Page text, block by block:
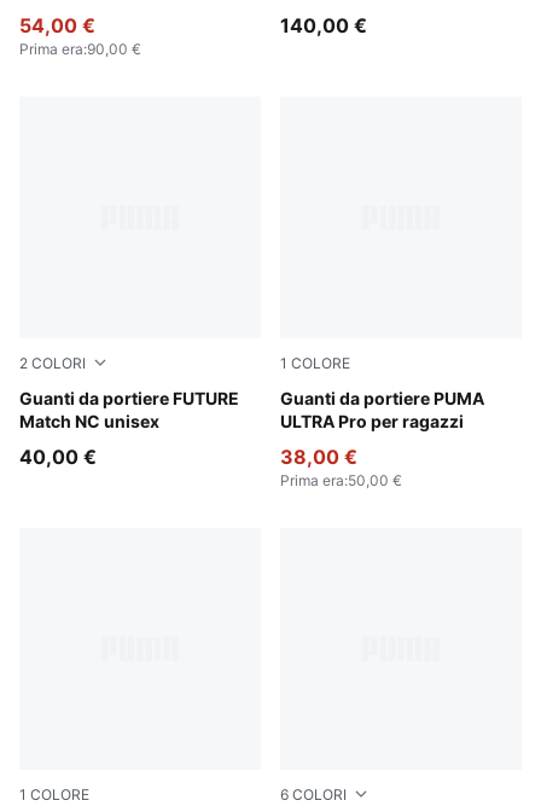
54,00 €
Prima era:90,00 €
140,00 €
2 COLORI
Guanti da portiere FUTURE
Match NC unisex
Sugared Almond-PUMA Black-Ultra Red
40,00 €
1 COLORE
Guanti da portiere PUMA
ULTRA Pro per ragazzi
Ultra Blue-Glowing Red
38,00 €
Prima era:50,00 €
1 COLORE 6 COLORI